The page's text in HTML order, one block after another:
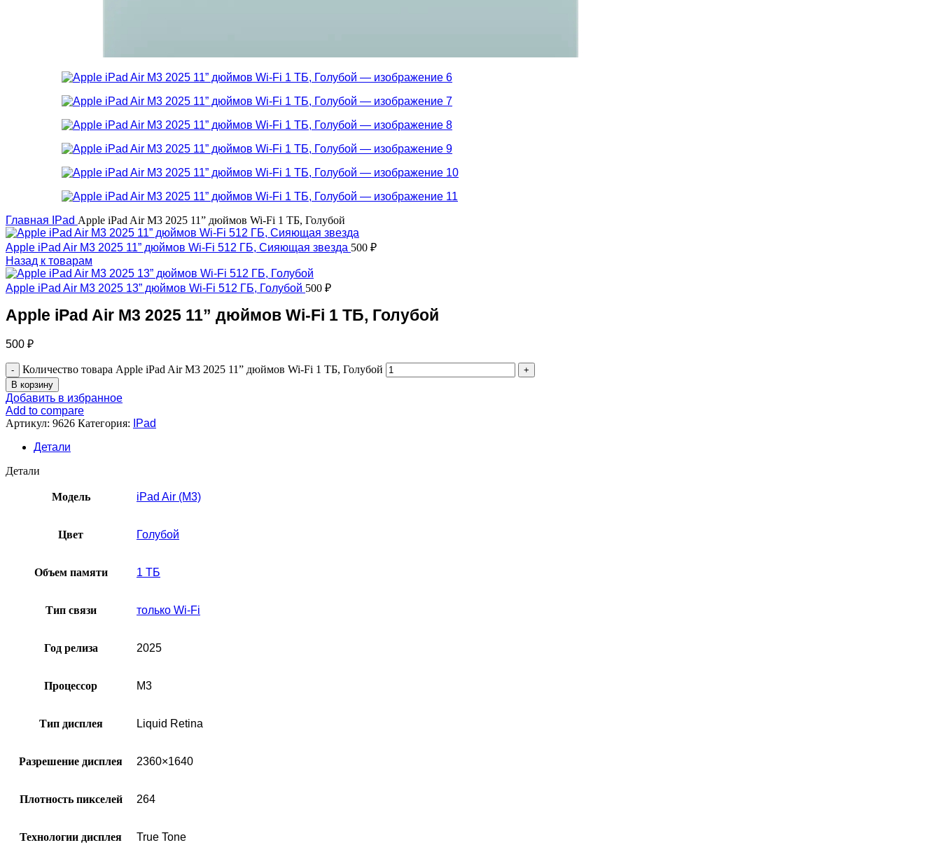
Главная IPad Apple iPad Air M3 2025 11” дюймов Wi-Fi 1 ТБ, Голубой
Apple iPad Air M3 2025 11” дюймов Wi-Fi 512 ГБ, Сияющая звезда 500 ₽
Назад к товарам
Apple iPad Air M3 2025 13” дюймов Wi-Fi 512 ГБ, Голубой 500 ₽
Apple iPad Air M3 2025 11” дюймов Wi-Fi 1 ТБ, Голубой
500 ₽
Количество товара Apple iPad Air M3 2025 11” дюймов Wi-Fi 1 ТБ, Голубой
В корзину
Добавить в избранное
Add to compare
Артикул: 9626 Категория:
IPad
Детали
Детали
Модель iPad Air (M3)
Цвет Голубой
Объем памяти 1 ТБ
Тип связи только Wi-Fi
Год релиза 2025
Процессор M3
Тип дисплея Liquid Retina
Разрешение дисплея 2360×1640
Плотность пикселей 264
Технологии дисплея True Tone